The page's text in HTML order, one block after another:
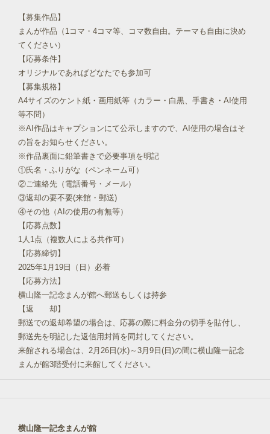
【募集作品】
まんが作品（1コマ・4コマ等、コマ数自由。テーマも自由に決め
てください）
【応募条件】
オリジナルであればどなたでも参加可
【募集規格】
A4サイズのケント紙・画用紙等（カラー・白黒、手書き・AI使用
等不問）
※AI作品はキャプションにて公示しますので、AI使用の場合はそ
の旨をお知らせください。
※作品裏面に鉛筆書きで必要事項を明記
①氏名・ふりがな（ペンネーム可）
②ご連絡先（電話番号・メール）
③返却の要不要(来館・郵送)
④その他（AIの使用の有無等）
【応募点数】
1人1点（複数人による共作可）
【応募締切】
2025年1月19日（日）必着
【応募方法】
横山隆一記念まんが館へ郵送もしくは持参
【返 却】
郵送での返却希望の場合は、応募の際に料金分の切手を貼付し、
郵送先を明記した返信用封筒を同封してください。
来館される場合は、2月26日(水)～3月9日(日)の間に横山隆一記念
まんが館3階受付に来館してください。
横山隆一記念まんが館